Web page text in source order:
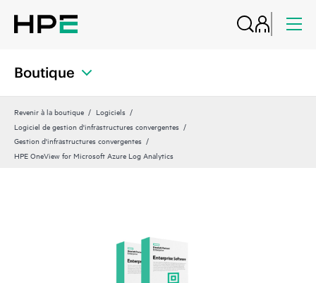
Boutique
Revenir à la boutique
Logiciels
Logiciel de gestion d'infrastructures convergentes
Gestion d'infrastructures convergentes
HPE OneView for Microsoft Azure Log Analytics